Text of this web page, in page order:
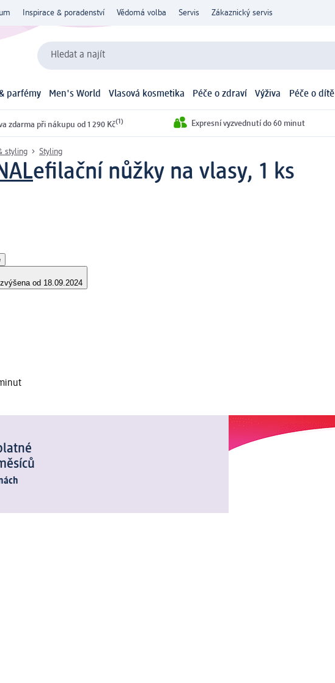
Inspirace & poradenství Vědomá volba Servis Zákaznický servis
Hledat a najít
parfémy Men's World Vlasová kosmetika Péče o zdraví Výživa Péče o dítě
zdarma při nákupu od 1 290 Kč(1) Expresní vyzvednutí do 60 minut
styling Styling
efilační nůžky na vlasy, 1 ks
od 18.09.2024